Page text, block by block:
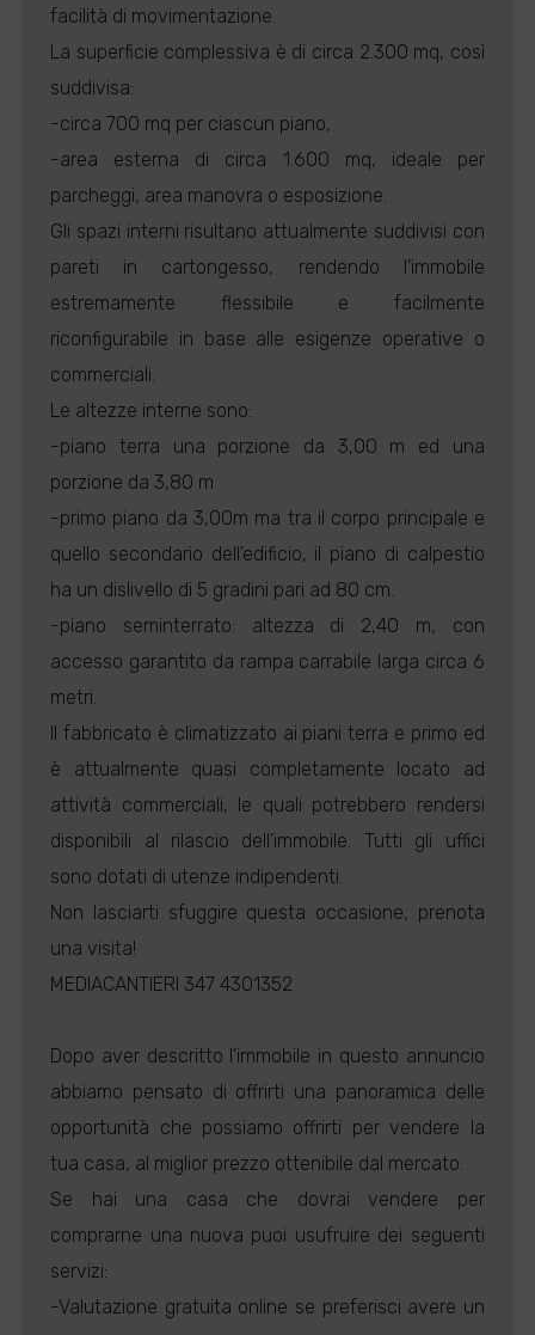
facilità di movimentazione.
La superficie complessiva è di circa 2.300 mq, così
suddivisa:
-circa 700 mq per ciascun piano,
-area esterna di circa 1.600 mq, ideale per
parcheggi, area manovra o esposizione.
Gli spazi interni risultano attualmente suddivisi con
pareti in cartongesso, rendendo l'immobile
estremamente flessibile e facilmente
riconfigurabile in base alle esigenze operative o
commerciali.
Le altezze interne sono:
-piano terra una porzione da 3,00 m ed una
porzione da 3,80 m
-primo piano da 3,00m ma tra il corpo principale e
quello secondario dell'edificio, il piano di calpestio
ha un dislivello di 5 gradini pari ad 80 cm.
-piano seminterrato: altezza di 2,40 m, con
accesso garantito da rampa carrabile larga circa 6
metri.
Il fabbricato è climatizzato ai piani terra e primo ed
è attualmente quasi completamente locato ad
attività commerciali, le quali potrebbero rendersi
disponibili al rilascio dell'immobile. Tutti gli uffici
sono dotati di utenze indipendenti.
Non lasciarti sfuggire questa occasione, prenota
una visita!
MEDIACANTIERI 347 4301352
Dopo aver descritto l'immobile in questo annuncio
abbiamo pensato di offrirti una panoramica delle
opportunità che possiamo offrirti per vendere la
tua casa, al miglior prezzo ottenibile dal mercato.
Se hai una casa che dovrai vendere per
comprarne una nuova puoi usufruire dei seguenti
servizi:
-Valutazione gratuita online se preferisci avere un